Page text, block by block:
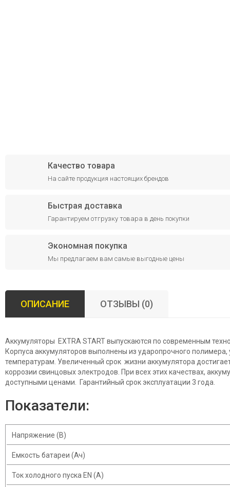
Качество товара
На сайте продукция настоящих брендов
Быстрая доставка
Гарантируем отгрузку товара в день покупки
Экономная покупка
Мы предлагаем вам самые выгодные цены
ОПИСАНИЕ ОТЗЫВЫ (0)
Аккумуляторы EXTRA START выпускаются по современным
Корпуса аккумуляторов выполнены из ударопрочного
температурам. Увеличенный срок жизни аккумулятора
коррозии свинцовых электродов. При всех этих качествах,
доступными ценами. Гарантийный срок эксплуатации 3 года.
Показатели:
Напряжение (В)
Емкость батареи (Ач)
Ток холодного пуска EN (A)